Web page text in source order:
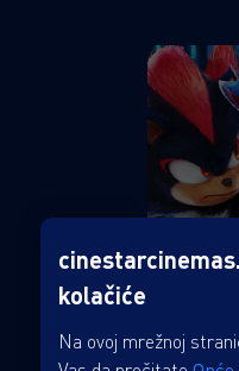
kolačiće
Na ovoj mrežnoj